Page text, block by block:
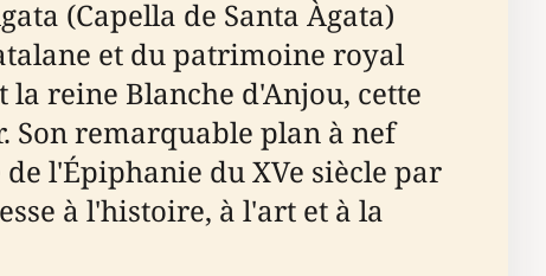
(Capella de Santa Àgata)
et du patrimoine royal
reine Blanche d'Anjou, cette
Son remarquable plan à nef
l'Épiphanie du XVe siècle par
à l'histoire, à l'art et à la